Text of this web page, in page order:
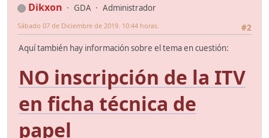
Dikxon GDA
Administrador
#2
Sábado 07 de Diciembre de 2019. 10:44 horas.
Aquí también hay información sobre el tema en cuestión:
NO inscripción de la ITV
en ficha técnica de
papel